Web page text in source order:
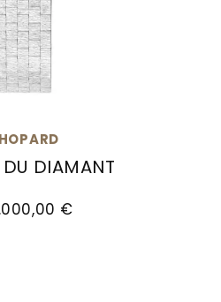
DU DIAMANT
€